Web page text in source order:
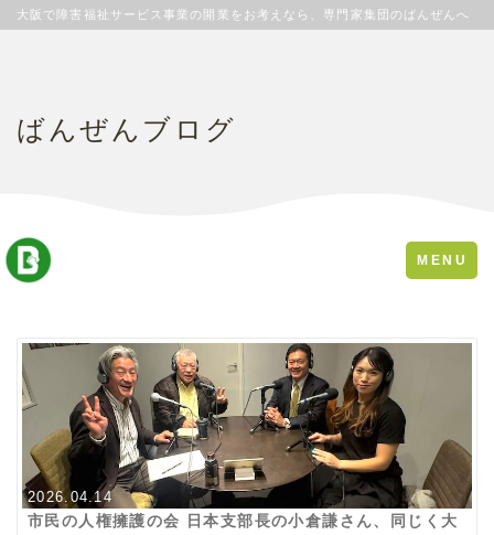
大阪で障害福祉サービス事業の開業をお考えなら、専門家集団のばんぜんへ
ばんぜんブログ
Toggle
navigation
MENU
2026.04.14
市民の人権擁護の会 日本支部長の小倉謙さん、同じく大